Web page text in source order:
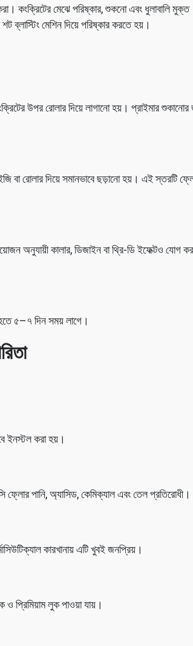
কংক্রিটের মেঝে পরিষ্কার, শুকনো এবং ধুলাবালি মুক্ত
ব্লাস্টিং মেশিন দিয়ে পরিষ্কার করতে হয়।
উপর রোলার দিয়ে লাগানো হয়। প্রাইমার
বা রোলার দিয়ে সমানভাবে ছড়ানো হয়। এই স্তরটি
অনুযায়ী কালার, ডিজাইন বা থ্রি-ডি ইফেক্টও যোগ
৫–৭ দিন সময় লাগে।
ইনস্টল করা হয়।
ফ্লোর পানি, অ্যাসিড, কেমিক্যাল এবং তেল প্রতিরোধী।
কারখানায় এটি খুবই জনপ্রিয়।
ও প্রিমিয়াম লুক পাওয়া যায়।